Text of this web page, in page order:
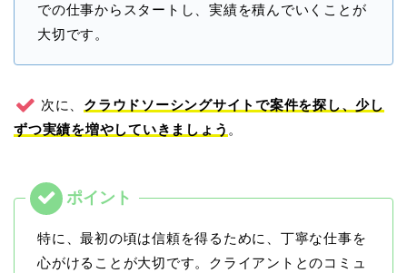
での仕事からスタートし、実績を積んでいくことが
大切です。
次に、 クラウドソーシングサイトで案件を探し、少し
ずつ実績を増やしていきましょう 。
特に、最初の頃は信頼を得るために、丁寧な仕事を
心がけることが大切です。
クライアントとのコミュ